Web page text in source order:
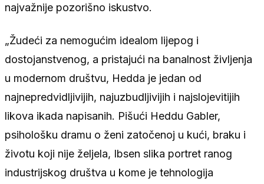
najvažnije pozorišno iskustvo.
„Žudeći za nemogućim idealom lijepog i
dostojanstvenog, a pristajući na banalnost življenja
u modernom društvu, Hedda je jedan od
najnepredvidljivijih, najuzbudljivijih i najslojevitijih
likova ikada napisanih. Pišući Heddu Gabler,
psihološku dramu o ženi zatočenoj u kući, braku i
životu koji nije željela, Ibsen slika portret ranog
industrijskog društva u kome je tehnologija